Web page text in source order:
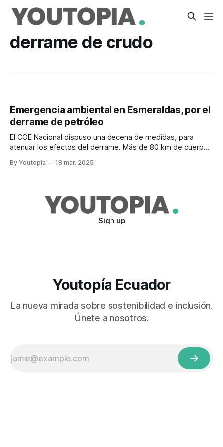
derrame de crudo
Emergencia ambiental en Esmeraldas, por el
derrame de petróleo
El COE Nacional dispuso una decena de medidas, para
atenuar los efectos del derrame. Más de 80 km de cuerpo
By Youtopia 18 mar. 2025
Sign up
Youtopía Ecuador
La nueva mirada sobre sostenibilidad e inclusión.
Únete a nosotros.